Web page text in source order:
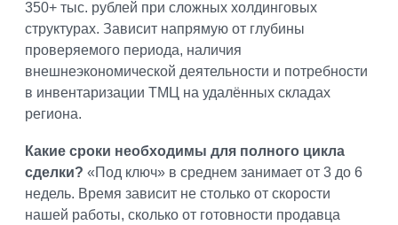
350+ тыс. рублей при сложных холдинговых
структурах. Зависит напрямую от глубины
проверяемого периода, наличия
внешнеэкономической деятельности и потребности
в инвентаризации ТМЦ на удалённых складах
региона.
Какие сроки необходимы для полного цикла
сделки? «Под ключ» в среднем занимает от 3 до 6
недель. Время зависит не столько от скорости
нашей работы, сколько от готовности продавца